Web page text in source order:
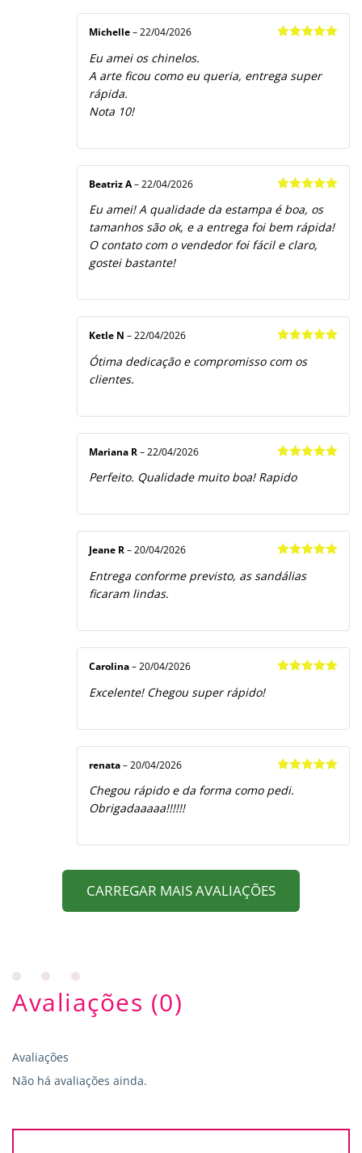
Michelle – 22/04/2026
Eu amei os chinelos.
A arte ficou como eu queria, entrega super
rápida.
Nota 10!
de 5
Beatriz A – 22/04/2026
Eu amei! A qualidade da estampa é boa, os
tamanhos são ok, e a entrega foi bem rápida!
O contato com o vendedor foi fácil e claro,
gostei bastante!
de 5
Ketle N – 22/04/2026
Ótima dedicação e compromisso com os
clientes.
de 5
Mariana R – 22/04/2026
Perfeito. Qualidade muito boa! Rapido
de 5
Jeane R – 20/04/2026
Entrega conforme previsto, as sandálias
ficaram lindas.
Carolina – 20/04/2026
Excelente! Chegou super rápido!
de 5
renata – 20/04/2026
Chegou rápido e da forma como pedi.
Obrigadaaaaa!!!!!!
CARREGAR MAIS AVALIAÇÕES
Avaliações (0)
Avaliações
Não há avaliações ainda.